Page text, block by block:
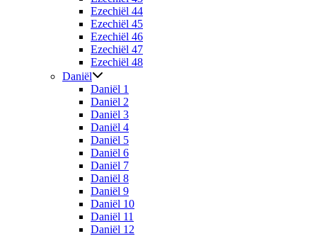
Ezechiël 44
Ezechiël 45
Ezechiël 46
Ezechiël 47
Ezechiël 48
Daniël
Daniël 1
Daniël 2
Daniël 3
Daniël 4
Daniël 5
Daniël 6
Daniël 7
Daniël 8
Daniël 9
Daniël 10
Daniël 11
Daniël 12